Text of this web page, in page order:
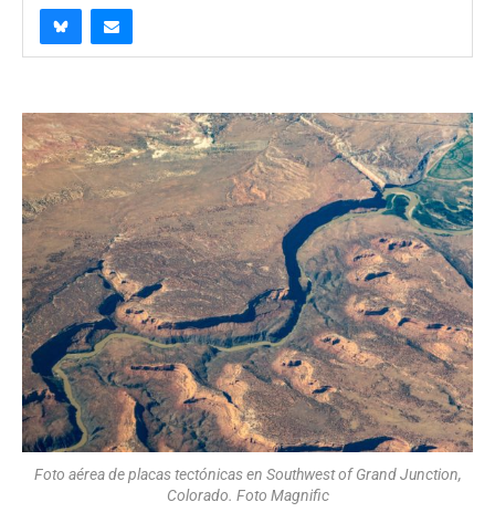
Foto aérea de placas tectónicas en Southwest of Grand Junction,
Colorado. Foto Magnific